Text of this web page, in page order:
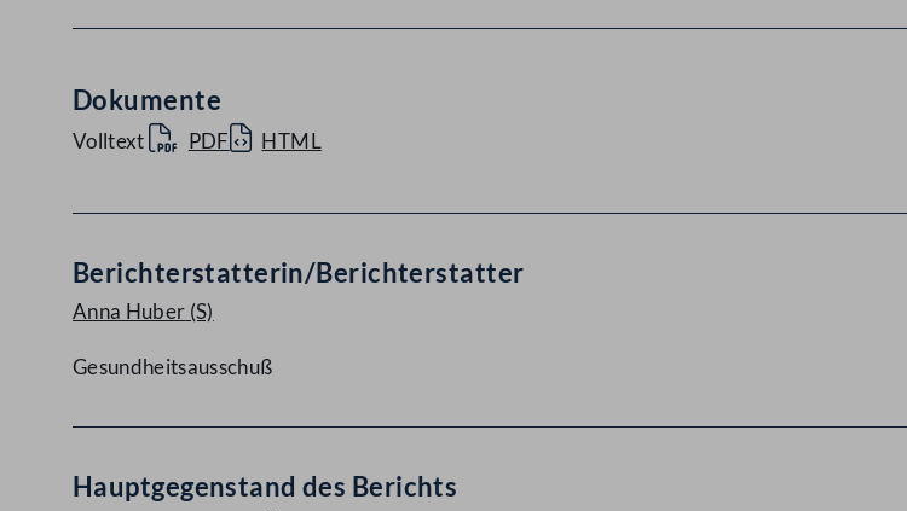
Dokumente
Volltext PDF HTML
Berichterstatterin/Berichterstatter
Anna Huber (S)
Gesundheitsausschuß
Hauptgegenstand des Berichts